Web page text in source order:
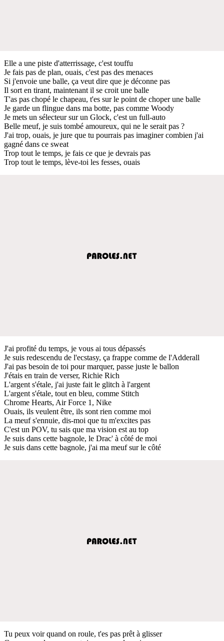
Elle a une piste d'atterrissage, c'est touffu
Je fais pas de plan, ouais, c'est pas des menaces
Si j'envoie une balle, ça veut dire que je déconne pas
Il sort en tirant, maintenant il se croit une balle
T'as pas chopé le chapeau, t'es sur le point de choper une balle
Je garde un flingue dans ma botte, pas comme Woody
Je mets un sélecteur sur un Glock, c'est un full-auto
Belle meuf, je suis tombé amoureux, qui ne le serait pas ?
J'ai trop, ouais, je jure que tu pourrais pas imaginer combien j'ai
gagné dans ce sweat
Trop tout le temps, je fais ce que je devrais pas
Trop tout le temps, lève-toi les fesses, ouais
J'ai profité du temps, je vous ai tous dépassés
Je suis redescendu de l'ecstasy, ça frappe comme de l'Adderall
J'ai pas besoin de toi pour marquer, passe juste le ballon
J'étais en train de verser, Richie Rich
L'argent s'étale, j'ai juste fait le glitch à l'argent
L'argent s'étale, tout en bleu, comme Stitch
Chrome Hearts, Air Force 1, Nike
Ouais, ils veulent être, ils sont rien comme moi
La meuf s'ennuie, dis-moi que tu m'excites pas
C'est un POV, tu sais que ma vision est au top
Je suis dans cette bagnole, le Drac' à côté de moi
Je suis dans cette bagnole, j'ai ma meuf sur le côté
Tu peux voir quand on roule, t'es pas prêt à glisser